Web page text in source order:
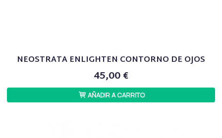
NEOSTRATA ENLIGHTEN CONTORNO DE OJOS
45,00 €
AÑADIR A CARRITO